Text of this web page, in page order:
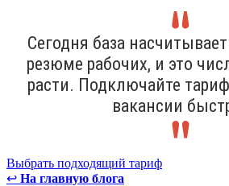
Сегодня база
резюме рабочих, и это
расти. Подключайте
вакансии
Выбрать подходящий тариф
↩ На главную блога